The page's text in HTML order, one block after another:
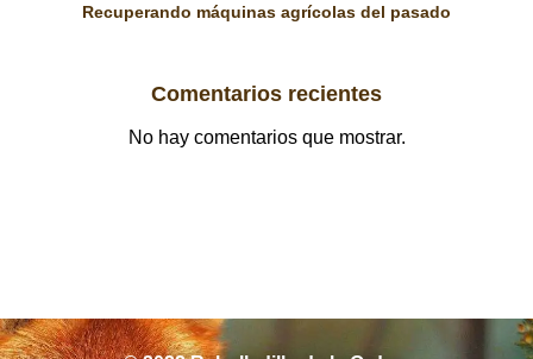
Recuperando máquinas agrícolas del pasado
Comentarios recientes
No hay comentarios que mostrar.